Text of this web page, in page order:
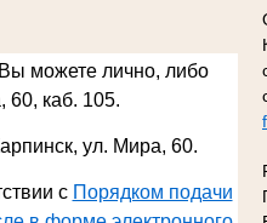
можете лично, либо
60, каб. 105.
ул. Мира, 60.
с Порядком подачи